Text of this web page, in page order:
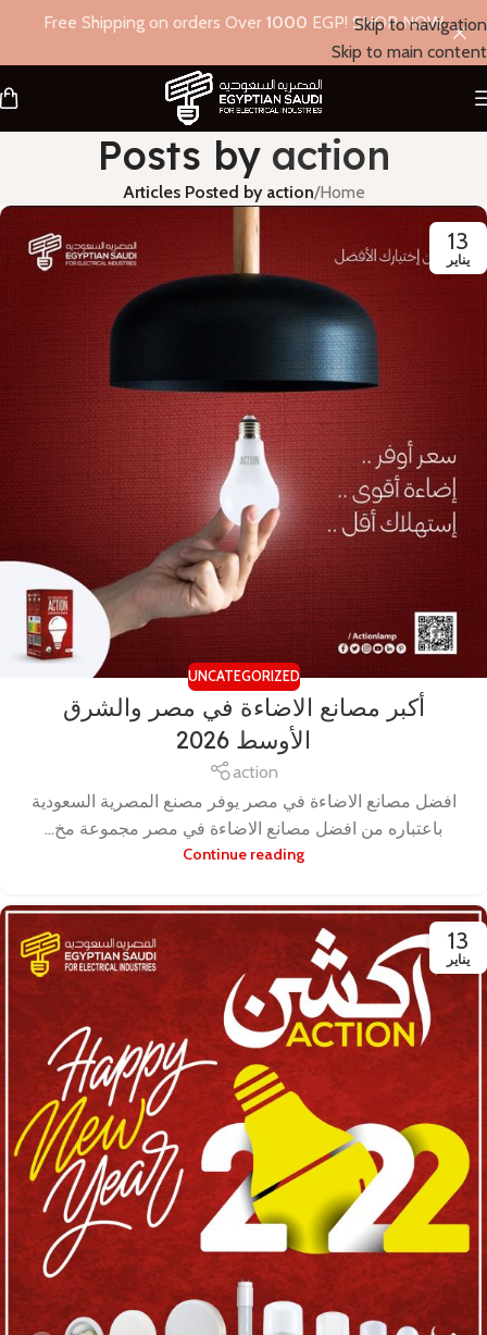
Skip to navigation
Skip to main content
Free Shipping on orders Over 1000 EGP! SHOP NOW
Posts by action
Home
/
Articles Posted by action
13
يناير
UNCATEGORIZED
أكبر مصانع الاضاءة في مصر والشرق
الأوسط 2026
action
افضل مصانع الاضاءة في مصر يوفر مصنع المصرية السعودية
باعتباره من افضل مصانع الاضاءة في مصر مجموعة مخ...
Continue reading
13
يناير